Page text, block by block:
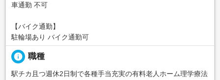
車通勤 不可
【バイク通勤】
駐輪場あり バイク通勤可
info 職種
駅チカ且つ週休2日制で各種手当充実の有料老人ホーム理学療法